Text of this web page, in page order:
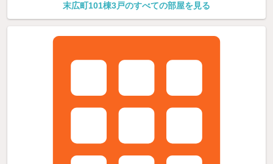
末広町101棟3戸のすべての部屋を見る